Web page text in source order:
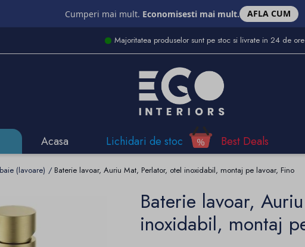
Cumperi mai mult. Economisesti mai mult. AFLA CUM
Majoritatea produselor sunt pe stoc si livrate in 24 de ore
Acasa Lichidari de stoc Best Deals
(lavoare) Baterie lavoar, Auriu Mat, Perlator, otel inoxidabil, montaj pe lavoar, Fino
Baterie lavoar,
inoxidabil, montaj